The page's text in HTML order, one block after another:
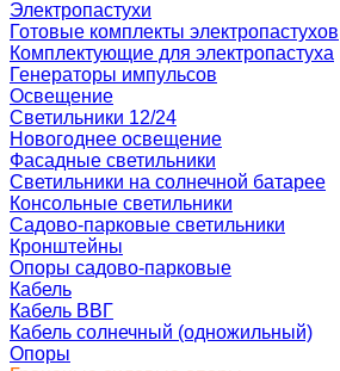
Электропастухи
Готовые комплекты электропастухов
Комплектующие для электропастуха
Генераторы импульсов
Освещение
Светильники 12/24
Новогоднее освещение
Фасадные светильники
Светильники на солнечной батарее
Консольные светильники
Садово-парковые светильники
Кронштейны
Опоры садово-парковые
Кабель
Кабель ВВГ
Кабель солнечный (одножильный)
Опоры